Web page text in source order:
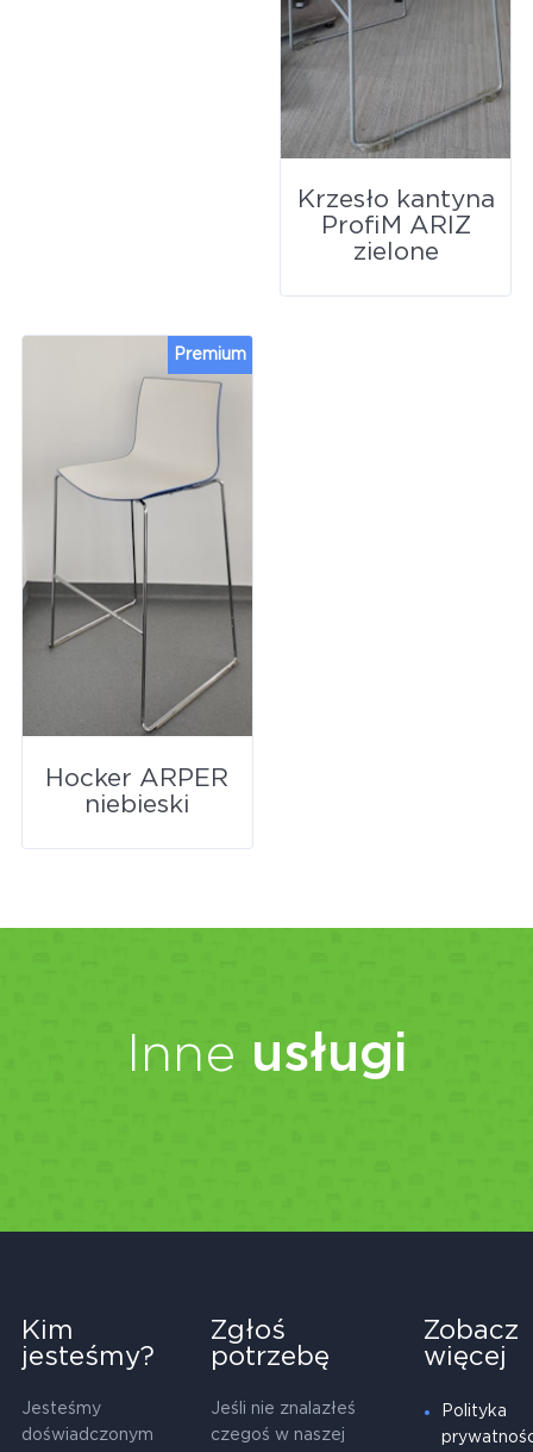
Krzesło kantyna
ProfiM ARIZ
zielone
Premium
Hocker ARPER
niebieski
Inne usługi
Kim
jesteśmy?
Jesteśmy
doświadczonym
Zgłoś
potrzebę
Jeśli nie znalazłeś
czegoś w naszej
Zobacz
więcej
Polityka